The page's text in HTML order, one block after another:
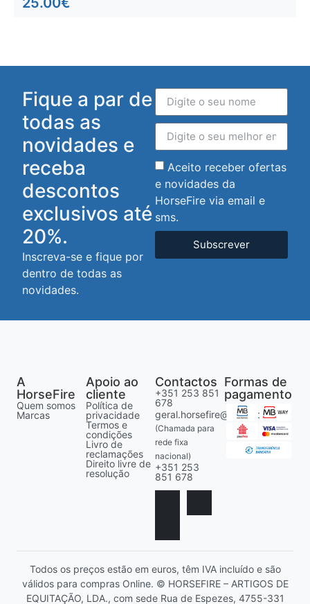
Fique a par de
todas as
novidades e
receba
descontos
exclusivos até
20%.
Inscreva-se e fique por
dentro de todas as
novidades.
Aceito receber ofertas
e novidades da
HorseFire via email e
sms.
Subscrever
A
HorseFire
Quem somos
Marcas
Apoio ao
cliente
Política de
privacidade
Termos e
condições
Livro de
reclamações
Direito livre de
resolução
Contactos
+351 253 851
678
geral.horsefire@gmail.com
(Chamada para
rede fixa
nacional)
+351 253
851 678
Formas de
pagamento
Todos os preços estão em euros, têm IVA incluído e são
válidos para compras Online. © HORSEFIRE – ARTIGOS DE
EQUITAÇÃO, LDA., com sede Rua de Espezes, 4755-331